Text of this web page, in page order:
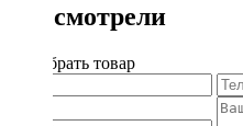
Вы смотрели
Подобрать товар